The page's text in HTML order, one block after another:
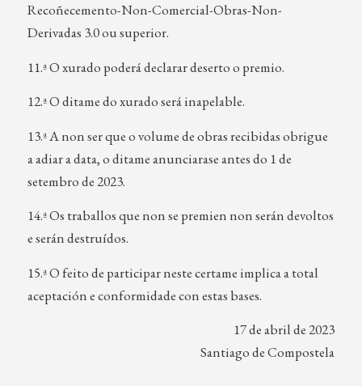
Recoñecemento-Non-Comercial-Obras-Non-
Derivadas 3.0 ou superior.
11.ª O xurado poderá declarar deserto o premio.
12.ª O ditame do xurado será inapelable.
13.ª A non ser que o volume de obras recibidas obrigue
a adiar a data, o ditame anunciarase antes do 1 de
setembro de 2023.
14.ª Os traballos que non se premien non serán devoltos
e serán destruídos.
15.ª O feito de participar neste certame implica a total
aceptación e conformidade con estas bases.
17 de abril de 2023
Santiago de Compostela